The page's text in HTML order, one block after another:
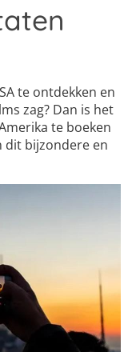
te ontdekken en
zag? Dan is het
te boeken
dit bijzondere en